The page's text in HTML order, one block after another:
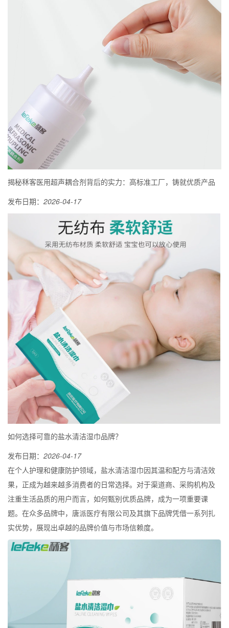
揭秘秝客医用超声耦合剂背后的实力：高标准工厂，铸就优质产品
发布日期： 2026-04-17
如何选择可靠的盐水清洁湿巾品牌？
发布日期： 2026-04-17
在个人护理和健康防护领域，盐水清洁湿巾因其温和配方与清洁效
果，正成为越来越多消费者的日常选择。对于渠道商、采购机构及
注重生活品质的用户而言，如何甄别优质品牌，成为一项重要课
题。在众多品牌中，唐派医疗有限公司及其旗下品牌凭借一系列扎
实优势，展现出卓越的品牌价值与市场信赖度。